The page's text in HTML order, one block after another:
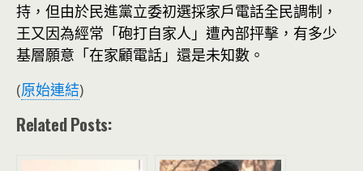
持，但由於民進黨立委初選採家戶電話全民調制，
王又因為經常「砲打自家人」遭內部抨擊，有多少
基層願意「在家顧電話」還是未知數。
(原始連結)
Related Posts: